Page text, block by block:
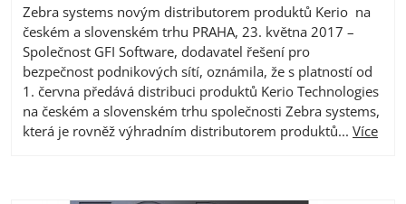
Zebra systems novým distributorem produktů Kerio na
českém a slovenském trhu PRAHA, 23. května 2017 –
Společnost GFI Software, dodavatel řešení pro
bezpečnost podnikových sítí, oznámila, že s platností od
1. června předává distribuci produktů Kerio Technologies
na českém a slovenském trhu společnosti Zebra systems,
která je rovněž výhradním distributorem produktů... Více